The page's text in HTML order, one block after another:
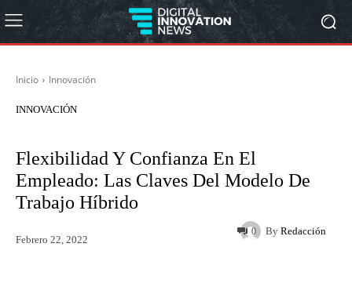
Inicio Innovación
INNOVACIÓN
Flexibilidad Y Confianza En El
Empleado: Las Claves Del Modelo De
Trabajo Híbrido
By Redacción
Febrero 22, 2022
0